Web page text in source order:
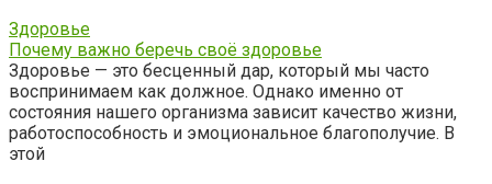
Здоровье
Почему важно беречь своё здоровье
Здоровье — это бесценный дар, который мы часто
воспринимаем как должное. Однако именно от
состояния нашего организма зависит качество жизни,
работоспособность и эмоциональное благополучие. В
этой